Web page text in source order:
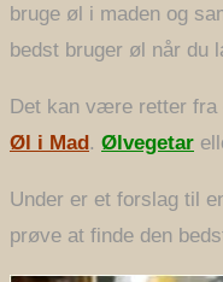
bruge øl i maden og
bedst bruger øl når du
Det kan være retter fra
Øl i Mad. Ølvegetar
Under er et forslag til
prøve at finde den